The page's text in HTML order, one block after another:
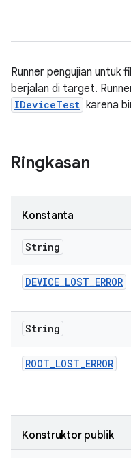
Runner pengujian untuk
berjalan di target.
IDeviceTest karena
Ringkasan
Konstanta
String
DEVICE_LOST_ERROR
String
ROOT_LOST_ERROR
Konstruktor publik